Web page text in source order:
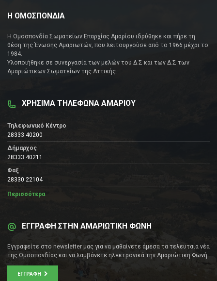
Η ΟΜΟΣΠΟΝΔΙΑ
Η Ομοσπονδία Σωματείων Επαρχίας Αμαρίου ιδρύθηκε και πήρε τη
θέση της Ένωσης Αμαριωτών, που λειτουργούσε από το 1966 μέχρι το
1984.
Υλοποιήθηκε σε συνεργασία των μελών του Δ.Σ και των Δ.Σ των
Αμαριώτικων Σωματείων της Αττικής.
ΧΡΗΣΙΜΑ ΤΗΛΕΦΩΝΑ ΑΜΑΡΙΟΥ
Τηλεφωνικό Κέντρο
28333 40200
Δήμαρχος
28333 40211
Φαξ
28330 22104
Περισσότερα
ΕΓΓΡΑΦΗ ΣΤΗΝ ΑΜΑΡΙΩΤΙΚΗ ΦΩΝΗ
Εγγραφείτε στο newsletter μας για να μαθαίνετε άμεσα τα τελευταία νέα
της Ομοσπονδίας και να λαμβάνετε ηλεκτρονικά την Αμαριώτικη Φωνή.
ΕΓΓΡΑΦΉ